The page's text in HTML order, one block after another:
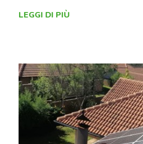
LEGGI DI PIÙ